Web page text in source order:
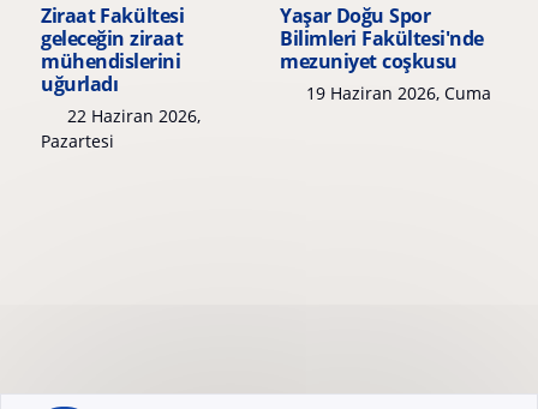
Ziraat Fakültesi
geleceğin ziraat
mühendislerini
uğurladı
22 Haziran 2026,
Pazartesi
Yaşar Doğu Spor
Bilimleri Fakültesi'nde
mezuniyet coşkusu
19 Haziran 2026, Cuma